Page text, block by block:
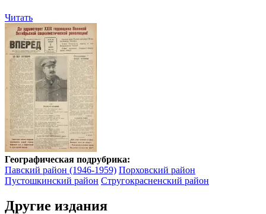
Читать
Географическая подрубрика:
Павский район (1946-1959) Порховский район
Пустошкинский район Стругокрасненский район
Другие издания